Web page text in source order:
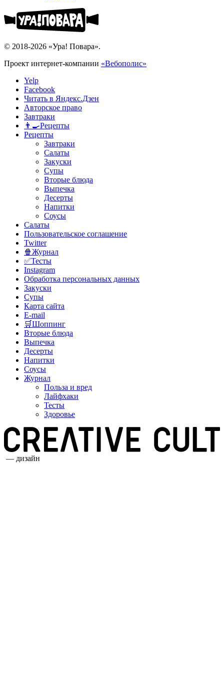
© 2018-2026 «Ура! Повара».
Проект интернет-компании «Вебополис»
Yelp
Facebook
Читать в Яндекс.Дзен
Авторское право
Завтраки
👨‍🍳Рецепты
Рецепты
Завтраки
Салаты
Закуски
Супы
Вторые блюда
Выпечка
Десерты
Напитки
Соусы
Салаты
Пользовательское соглашение
Twitter
🍿Журнал
✅Тесты
Instagram
Обработка персональных данных
Закуски
Супы
Карта сайта
E-mail
🛒Шоппинг
Вторые блюда
Выпечка
Десерты
Напитки
Соусы
Журнал
Польза и вред
Лайфхаки
Тесты
Здоровье
— дизайн